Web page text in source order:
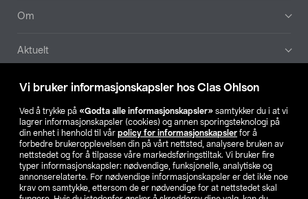
Vi bruker informasjonskapsler hos Clas Ohlson
Ved å trykke på «Godta alle informasjonskapsler» samtykker du i at vi
lagrer informasjonskapsler (cookies) og annen sporingsteknologi på
din enhet i henhold til vår policy for informasjonskapsler for å
forbedre brukeropplevelsen din på vårt nettsted, analysere bruken av
nettstedet og for å tilpasse våre markedsføringstiltak. Vi bruker fire
typer informasjonskapsler: nødvendige, funksjonelle, analytiske og
annonserelaterte. For nødvendige informasjonskapsler er det ikke noe
krav om samtykke, ettersom de er nødvendige for at nettstedet skal
Om
Aktuelt
Våre selskaper
Finn din butikk
SE NO FI